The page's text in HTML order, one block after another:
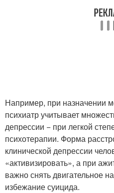
Например, при назначении
психиатр учитывает
депрессии − при легкой
психотерапии. Форма
клинической депрессии
«активизировать», а при
важно снять двигательное
избежание суицида.